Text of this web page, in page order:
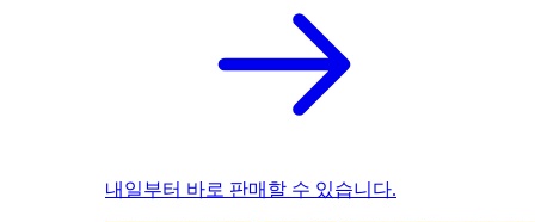
내일부터 바로 판매할 수 있습니다.